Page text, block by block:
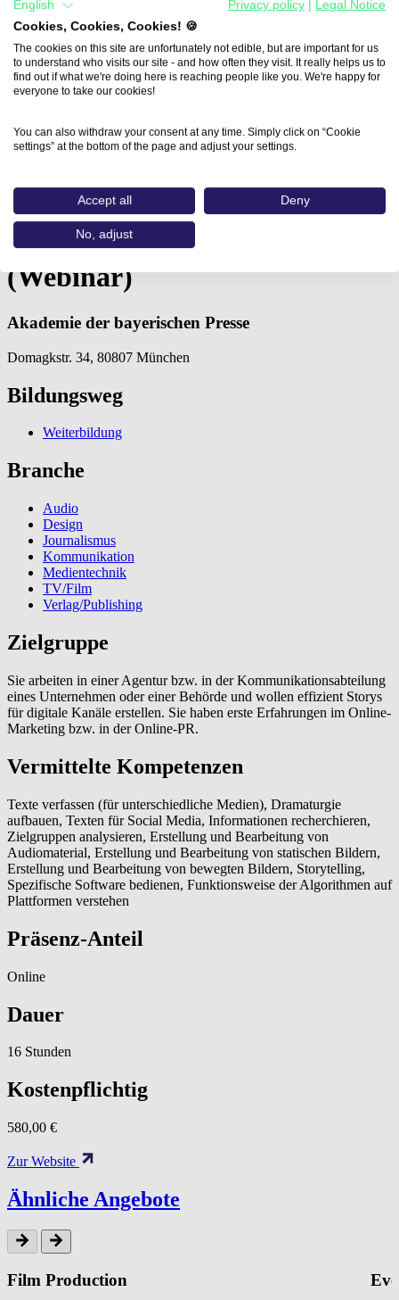
Home
Aus- und Weiterbildungen
Storytelling mit KI – Planung,
Ideenfindung, Storylines
(Webinar)
Akademie der bayerischen Presse
Domagkstr. 34, 80807 München
Bildungsweg
Weiterbildung
Branche
Audio
Design
Journalismus
Kommunikation
Medientechnik
TV/Film
Verlag/Publishing
Zielgruppe
Sie arbeiten in einer Agentur bzw. in der Kommunikationsabteilung
eines Unternehmen oder einer Behörde und wollen effizient Storys
für digitale Kanäle erstellen. Sie haben erste Erfahrungen im Online-
Marketing bzw. in der Online-PR.
Vermittelte Kompetenzen
Texte verfassen (für unterschiedliche Medien), Dramaturgie
aufbauen, Texten für Social Media, Informationen recherchieren,
Zielgruppen analysieren, Erstellung und Bearbeitung von
Audiomaterial, Erstellung und Bearbeitung von statischen Bildern,
Erstellung und Bearbeitung von bewegten Bildern, Storytelling,
Spezifische Software bedienen, Funktionsweise der Algorithmen auf
Plattformen verstehen
Präsenz-Anteil
Online
Dauer
16 Stunden
Kostenpflichtig
580,00 €
Zur Website
Ähnliche Angebote
Film Production
English Privacy policy
Legal Notice
Cookies, Cookies, Cookies! 🍪
The cookies on this site are unfortunately not edible, but are important for us
to understand who visits our site - and how often they visit. It really helps us to
find out if what we're doing here is reaching people like you. We're happy for
everyone to take our cookies!
You can also withdraw your consent at any time. Simply click on “Cookie
settings” at the bottom of the page and adjust your settings.
Accept all Deny
No, adjust